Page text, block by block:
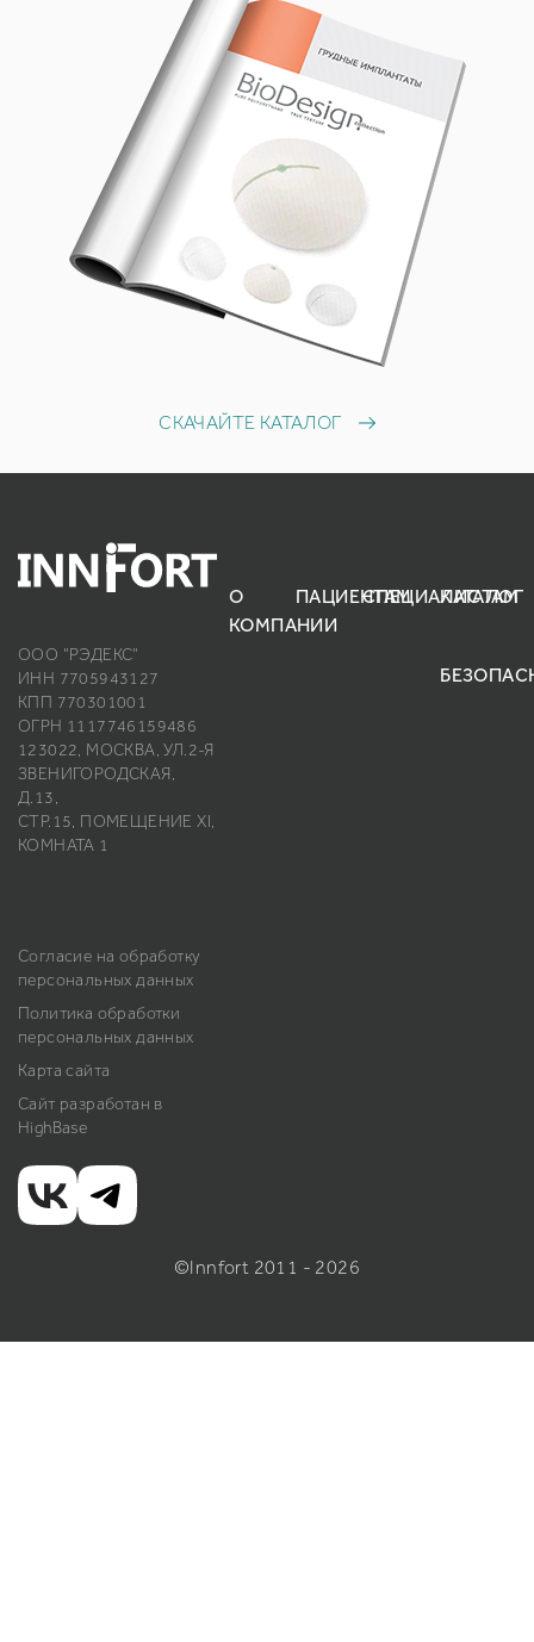
СКАЧАЙТЕ КАТАЛОГ
ООО "РЭДЕКС"
ИНН 7705943127
КПП 770301001
ОГРН 1117746159486
123022, МОСКВА, УЛ.2-Я
ЗВЕНИГОРОДСКАЯ,
Д.13,
СТР.15, ПОМЕЩЕНИЕ ХI,
КОМНАТА 1
Согласие на обработку
персональных данных
Политика обработки
персональных данных
Карта сайта
Сайт разработан в
HighBase
О
КОМПАНИИ
ПАЦИЕНТАМСПЕЦИАЛИСТАМ
КАТАЛОГ
©Innfort 2011 - 2026